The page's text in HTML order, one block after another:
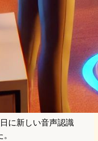
に新しい音声認識